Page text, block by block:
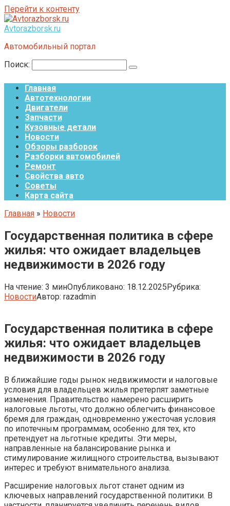
Перейти к контенту
Avtorazborsk.ru
Автомобильный портал
Поиск:
Главная
Автотехнологии
Двигатели
Запчасти
Кузовные детали
Новости
Обзоры разборок
Разборки автомобилей
Ремонт
Свойства авто
Советы
Карта сайта
Главная » Новости
Государственная политика в сфере
жилья: что ожидает владельцев
недвижимости в 2026 году
На чтение: 3 минОпубликовано: 18.12.2025Рубрика:
НовостиАвтор: razadmin
Государственная политика в сфере
жилья: что ожидает владельцев
недвижимости в 2026 году
В ближайшие годы рынок недвижимости и налоговые
условия для владельцев жилья претерпят заметные
изменения. Правительство намерено расширить
налоговые льготы, что должно облегчить финансовое
бремя для граждан, одновременно ужесточая условия
по ипотечным программам, особенно для тех, кто
претендует на льготные кредиты. Эти меры,
направленные на балансирование рынка и
стимулирование жилищного строительства, вызывают
интерес и требуют внимательного анализа.
Расширение налоговых льгот станет одним из
ключевых направлений государственной политики. В